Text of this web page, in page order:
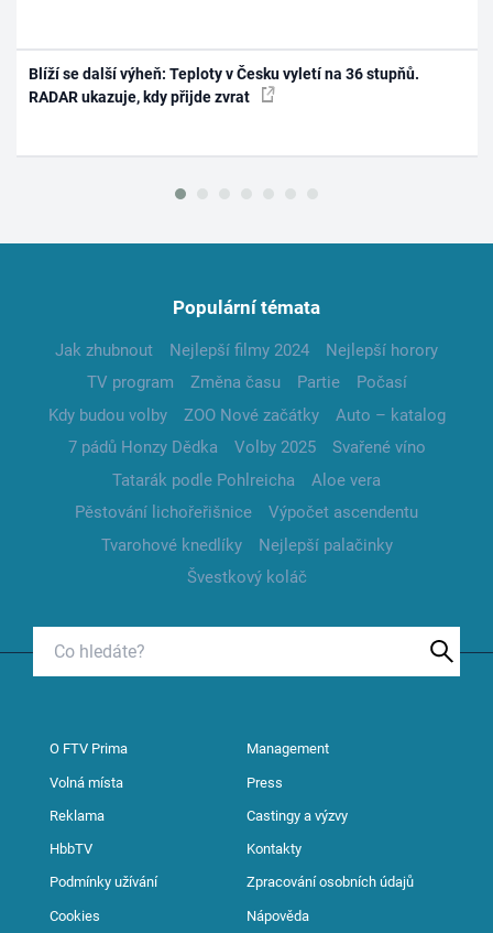
Blíží se další výheň: Teploty v Česku vyletí na 36 stupňů.
RADAR ukazuje, kdy přijde zvrat
Populární témata
Jak zhubnout Nejlepší filmy 2024
Nejlepší horory
TV program
Změna času Partie
Počasí
Kdy budou volby
ZOO Nové začátky
Auto – katalog
7 pádů Honzy Dědka
Volby 2025
Svařené víno
Tatarák podle Pohlreicha
Aloe vera
Pěstování lichořeřišnice
Výpočet ascendentu
Tvarohové knedlíky
Nejlepší palačinky
Švestkový koláč
O FTV Prima Management
Volná místa Press
Reklama Castingy a výzvy
HbbTV Kontakty
Podmínky užívání Zpracování osobních údajů
Cookies Nápověda